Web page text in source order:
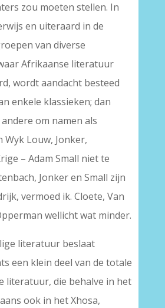
zou moeten stellen. In
en uiteraard in de
van diverse
Afrikaanse literatuur
wordt aandacht besteed
enkele klassieken; dan
om namen als
Wyk Louw, Jonker,
– Adam Small niet te
Jonker en Small zijn
vermoed ik. Cloete, Van
wellicht wat minder.
literatuur beslaat
een klein deel van de totale
literatuur, die behalve in het
ook in het Xhosa,